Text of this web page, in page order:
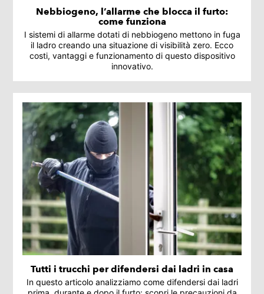
Nebbiogeno, l’allarme che blocca il furto:
come funziona
I sistemi di allarme dotati di nebbiogeno mettono in fuga
il ladro creando una situazione di visibilità zero. Ecco
costi, vantaggi e funzionamento di questo dispositivo
innovativo.
Tutti i trucchi per difendersi dai ladri in casa
In questo articolo analizziamo come difendersi dai ladri